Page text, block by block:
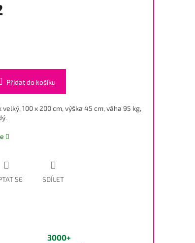
Přidat do košíku
100 x 200 cm, výška 45 cm, váha 95 kg,
SE SDÍLET
3000+